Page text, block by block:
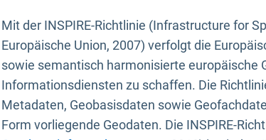
Mit der INSPIRE-Richtlinie (Infrastructure for
Europäische Union, 2007) verfolgt die
sowie semantisch harmonisierte europäische
Informationsdiensten zu schaffen. Die
Metadaten, Geobasisdaten sowie
Form vorliegende Geodaten. Die INSPIRE-